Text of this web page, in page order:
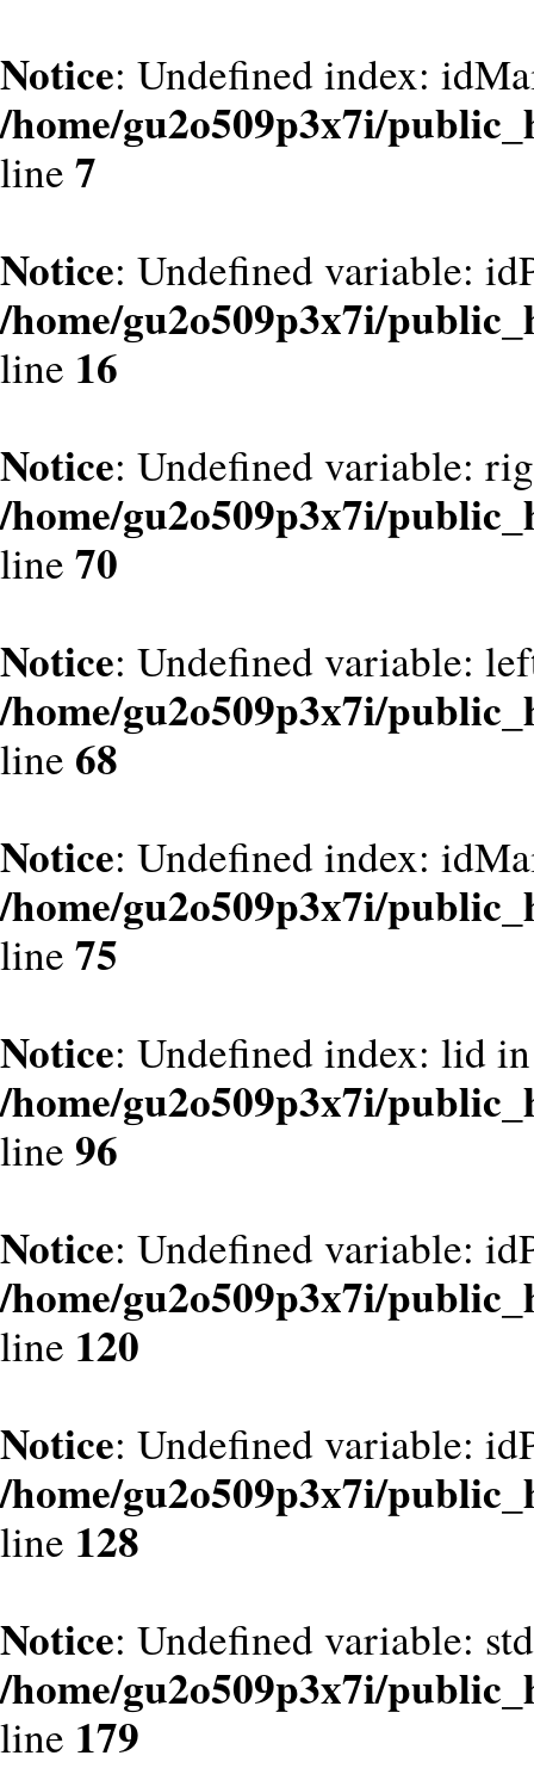
Notice: Undefined index:
/home/gu2o509p3x7i/
line 7
Notice: Undefined variable:
/home/gu2o509p3x7i/
line 16
Notice: Undefined variable:
/home/gu2o509p3x7i/
line 70
Notice: Undefined variable:
/home/gu2o509p3x7i/
line 68
Notice: Undefined index:
/home/gu2o509p3x7i/
line 75
Notice: Undefined index: lid in
/home/gu2o509p3x7i/
line 96
Notice: Undefined variable:
/home/gu2o509p3x7i/
line 120
Notice: Undefined variable:
/home/gu2o509p3x7i/
line 128
Notice: Undefined variable:
/home/gu2o509p3x7i/
line 179